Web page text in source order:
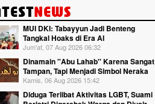
MUI DKI: Tabayyun Jadi Benteng
Tangkal Hoaks di Era AI
Jum'at, 07 Aug 2026 06:32
Dinamain ''Abu Lahab'' Karena Sangat
Tampan, Tapi Menjadi Simbol Neraka
Kamis, 06 Aug 2026 15:42
Diduga Terlibat Aktivitas LGBT, Suami